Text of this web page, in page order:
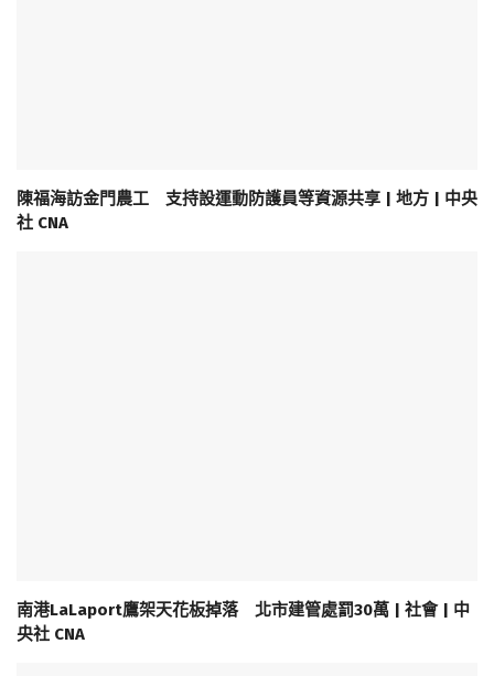
陳福海訪金門農工 支持設運動防護員等資源共享 | 地方 | 中央
社 CNA
南港LaLaport鷹架天花板掉落 北市建管處罰30萬 | 社會 | 中
央社 CNA